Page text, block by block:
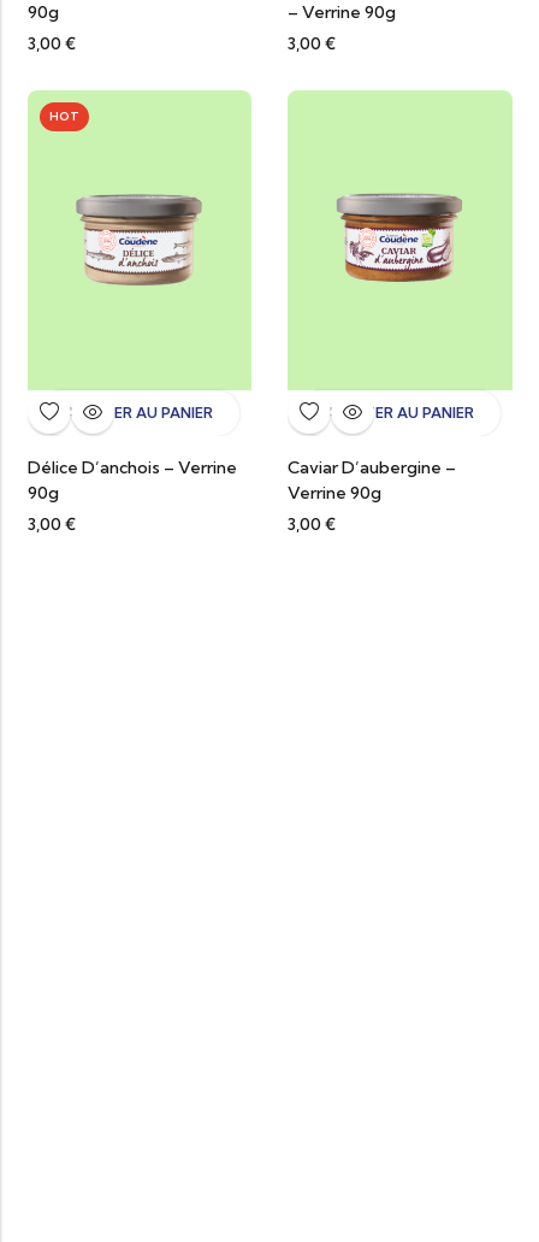
90g
3,00 €
– Verrine 90g
3,00 €
HOT
AJOUTER AU PANIER
Délice D’anchois – Verrine
90g
3,00 €
AJOUTER AU PANIER
Caviar D’aubergine –
Verrine 90g
3,00 €